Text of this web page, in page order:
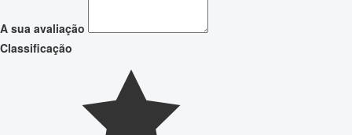
A sua avaliação
Classificação